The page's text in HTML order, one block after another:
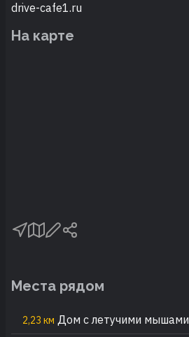
drive-cafe1.ru
На карте
Места рядом
2,23 км Дом с летучими мышами